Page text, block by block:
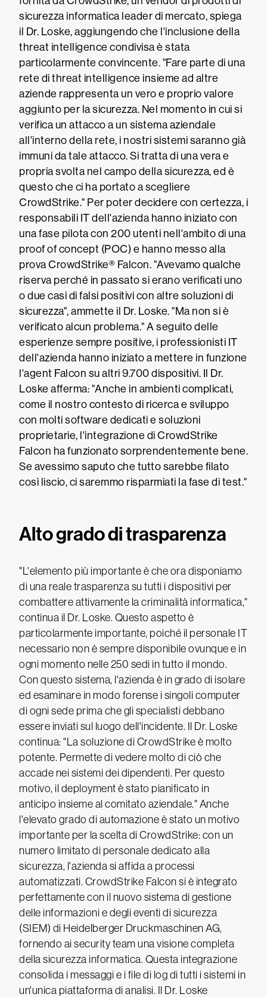
sicurezza informatica leader di mercato, spiega
il Dr. Loske, aggiungendo che l'inclusione della
threat intelligence condivisa è stata
particolarmente convincente. "Fare parte di una
rete di threat intelligence insieme ad altre
aziende rappresenta un vero e proprio valore
aggiunto per la sicurezza. Nel momento in cui si
verifica un attacco a un sistema aziendale
all'interno della rete, i nostri sistemi saranno già
immuni da tale attacco. Si tratta di una vera e
propria svolta nel campo della sicurezza, ed è
questo che ci ha portato a scegliere
CrowdStrike." Per poter decidere con certezza, i
responsabili IT dell'azienda hanno iniziato con
una fase pilota con 200 utenti nell'ambito di una
proof of concept (POC) e hanno messo alla
prova CrowdStrike® Falcon. "Avevamo qualche
riserva perché in passato si erano verificati uno
o due casi di falsi positivi con altre soluzioni di
sicurezza", ammette il Dr. Loske. "Ma non si è
verificato alcun problema." A seguito delle
esperienze sempre positive, i professionisti IT
dell'azienda hanno iniziato a mettere in funzione
l'agent Falcon su altri 9.700 dispositivi. Il Dr.
Loske afferma: "Anche in ambienti complicati,
come il nostro contesto di ricerca e sviluppo
con molti software dedicati e soluzioni
proprietarie, l'integrazione di CrowdStrike
Falcon ha funzionato sorprendentemente bene.
Se avessimo saputo che tutto sarebbe filato
così liscio, ci saremmo risparmiati la fase di test."
Alto grado di trasparenza
"L'elemento più importante è che ora disponiamo
di una reale trasparenza su tutti i dispositivi per
combattere attivamente la criminalità informatica,"
continua il Dr. Loske. Questo aspetto è
particolarmente importante, poiché il personale IT
necessario non è sempre disponibile ovunque e in
ogni momento nelle 250 sedi in tutto il mondo.
Con questo sistema, l'azienda è in grado di isolare
ed esaminare in modo forense i singoli computer
di ogni sede prima che gli specialisti debbano
essere inviati sul luogo dell'incidente. Il Dr. Loske
continua: "La soluzione di CrowdStrike è molto
potente. Permette di vedere molto di ciò che
accade nei sistemi dei dipendenti. Per questo
motivo, il deployment è stato pianificato in
anticipo insieme al comitato aziendale." Anche
l'elevato grado di automazione è stato un motivo
importante per la scelta di CrowdStrike: con un
numero limitato di personale dedicato alla
sicurezza, l'azienda si affida a processi
automatizzati. CrowdStrike Falcon si è integrato
perfettamente con il nuovo sistema di gestione
delle informazioni e degli eventi di sicurezza
(SIEM) di Heidelberger Druckmaschinen AG,
fornendo ai security team una visione completa
della sicurezza informatica. Questa integrazione
consolida i messaggi e i file di log di tutti i sistemi in
un'unica piattaforma di analisi. Il Dr. Loske